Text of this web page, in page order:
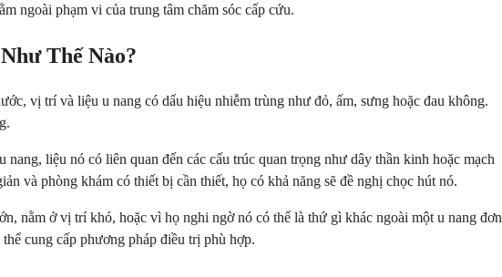
ngoài phạm vi của trung tâm chăm sóc cấp cứu.
Thế Nào?
vị trí và liệu u nang có dấu hiệu nhiễm trùng như đỏ, ấm, sưng hoặc đau không.
liệu nó có liên quan đến các cấu trúc quan trọng như dây thần kinh hoặc mạch
và phòng khám có thiết bị cần thiết, họ có khả năng sẽ đề nghị chọc hút nó.
nằm ở vị trí khó, hoặc vì họ nghi ngờ nó có thể là thứ gì khác ngoài một u nang đơn
cung cấp phương pháp điều trị phù hợp.